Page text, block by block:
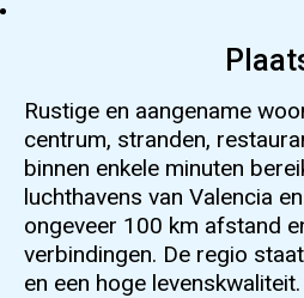
Rustige en aangename
centrum, stranden,
binnen enkele minuten
luchthavens van Valencia
ongeveer 100 km afstand
verbindingen. De regio
en een hoge levenskwaliteit.